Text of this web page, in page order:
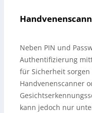
Neben PIN und
Authentifizierung
für Sicherheit
Handvenenscanner
kann jedoch nur